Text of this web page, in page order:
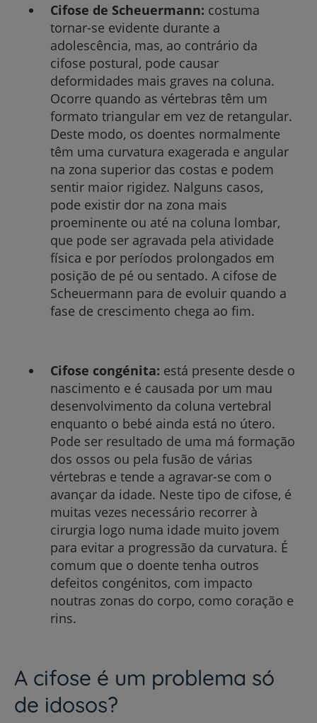
Cifose de Scheuermann: costuma
tornar-se evidente durante a
adolescência, mas, ao contrário da
cifose postural, pode causar
deformidades mais graves na coluna.
Ocorre quando as vértebras têm um
formato triangular em vez de retangular.
Deste modo, os doentes normalmente
têm uma curvatura exagerada e angular
na zona superior das costas e podem
sentir maior rigidez. Nalguns casos,
pode existir dor na zona mais
proeminente ou até na coluna lombar,
que pode ser agravada pela atividade
física e por períodos prolongados em
posição de pé ou sentado. A cifose de
Scheuermann para de evoluir quando a
fase de crescimento chega ao fim.
Cifose congénita: está presente desde o
nascimento e é causada por um mau
desenvolvimento da coluna vertebral
enquanto o bebé ainda está no útero.
Pode ser resultado de uma má formação
dos ossos ou pela fusão de várias
vértebras e tende a agravar-se com o
avançar da idade. Neste tipo de cifose, é
muitas vezes necessário recorrer à
cirurgia logo numa idade muito jovem
para evitar a progressão da curvatura. É
comum que o doente tenha outros
defeitos congénitos, com impacto
noutras zonas do corpo, como coração e
rins.
A cifose é um problema só
de idosos?